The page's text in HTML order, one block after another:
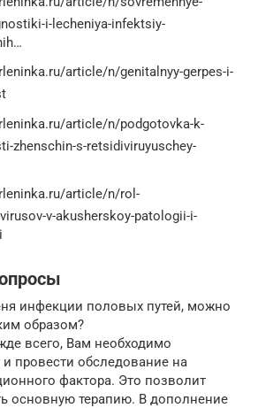
i-lecheniya-infektsiy-
article/n/genitalnyy-gerpes-i-
article/n/podgotovka-k-
zhenschin-s-retsidiviruyuschey-
article/n/rol-
v-akusherskoy-patologii-i-
инфекции половых путей, можно
образом?
всего, Вам необходимо
и провести обследование на
фактора. Это позволит
основную терапию. В дополнение